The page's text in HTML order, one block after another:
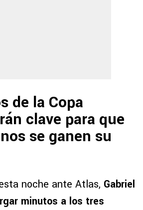
de la Copa
clave para que
se ganen su
noche ante Atlas, Gabriel
minutos a los tres